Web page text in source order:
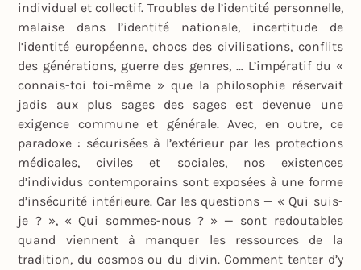
individuel et collectif. Troubles de l’identité personnelle,
malaise dans l’identité nationale, incertitude de
l’identité européenne, chocs des civilisations, conflits
des générations, guerre des genres, … L’impératif du «
connais-toi toi-même » que la philosophie réservait
jadis aux plus sages des sages est devenue une
exigence commune et générale. Avec, en outre, ce
paradoxe : sécurisées à l’extérieur par les protections
médicales, civiles et sociales, nos existences
d’individus contemporains sont exposées à une forme
d’insécurité intérieure. Car les questions — « Qui suis-
je ? », « Qui sommes-nous ? » — sont redoutables
quand viennent à manquer les ressources de la
tradition, du cosmos ou du divin. Comment tenter d’y